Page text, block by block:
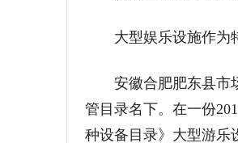
大型娱乐设施作为特
安徽合肥肥东县市场
管目录名下。在一份
种设备目录》大型游乐